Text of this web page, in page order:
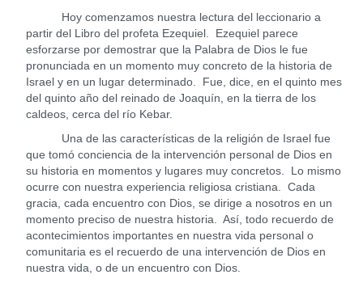
Hoy comenzamos nuestra lectura del leccionario a
partir del Libro del profeta Ezequiel. Ezequiel parece
esforzarse por demostrar que la Palabra de Dios le fue
pronunciada en un momento muy concreto de la historia de
Israel y en un lugar determinado. Fue, dice, en el quinto mes
del quinto año del reinado de Joaquín, en la tierra de los
caldeos, cerca del río Kebar.
Una de las características de la religión de Israel fue
que tomó conciencia de la intervención personal de Dios en
su historia en momentos y lugares muy concretos. Lo mismo
ocurre con nuestra experiencia religiosa cristiana. Cada
gracia, cada encuentro con Dios, se dirige a nosotros en un
momento preciso de nuestra historia. Así, todo recuerdo de
acontecimientos importantes en nuestra vida personal o
comunitaria es el recuerdo de una intervención de Dios en
nuestra vida, o de un encuentro con Dios.